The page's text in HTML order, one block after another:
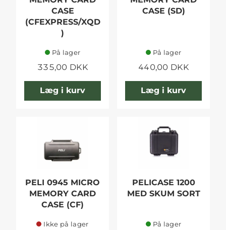
CASE
(CFEXPRESS/XQD
)
På lager
335,00 DKK
Læg i kurv
CASE (SD)
På lager
440,00 DKK
Læg i kurv
PELI 0945 MICRO
MEMORY CARD
CASE (CF)
Ikke på lager
PELICASE 1200
MED SKUM SORT
På lager